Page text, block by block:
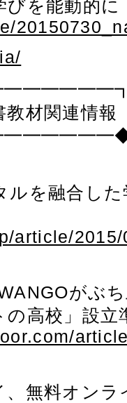
びを能動的に
材関連情報
ルを融合し
article/
がぶ
の高校」設立
、無料オン